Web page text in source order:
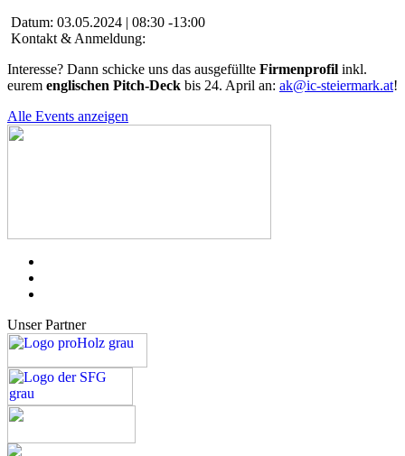
Datum: 03.05.2024 | 08:30 -13:00
Kontakt & Anmeldung:
Interesse? Dann schicke uns das ausgefüllte Firmenprofil inkl.
eurem englischen Pitch-Deck bis 24. April an: ak@ic-steiermark.at!
Alle Events anzeigen
Unser Partner